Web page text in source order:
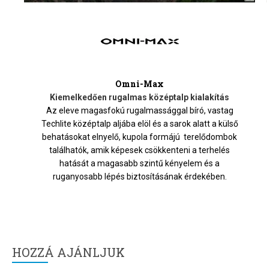
Omni-Max
Kiemelkedően rugalmas középtalp kialakítás
Az eleve magasfokú rugalmassággal bíró, vastag
Techlite középtalp aljába elöl és a sarok alatt a külső
behatásokat elnyelő, kupola formájú terelődombok
találhatók, amik képesek csökkenteni a terhelés
hatását a magasabb szintű kényelem és a
ruganyosabb lépés biztosításának érdekében.
HOZZÁ AJÁNLJUK